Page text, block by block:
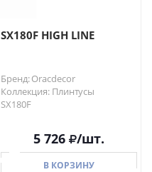
SX180F HIGH LINE
Бренд: Oracdecor
Коллекция: Плинтусы
SX180F
5 726 /шт.
В КОРЗИНУ